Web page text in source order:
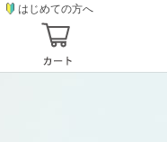
はじめての方へ